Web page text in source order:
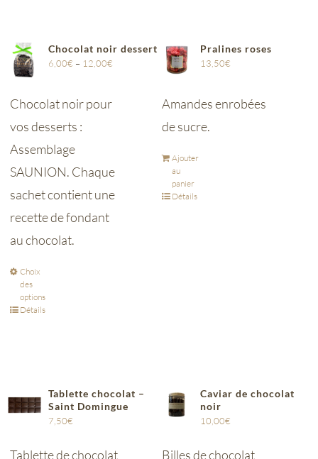
Chocolat noir dessert
6,00€ – 12,00€
Chocolat noir pour
vos desserts :
Assemblage
SAUNION. Chaque
sachet contient une
recette de fondant
au chocolat.
Choix
des
options
Détails
Pralines roses
13,50€
Amandes enrobées
de sucre.
Ajouter
au
panier
Détails
Tablette chocolat –
Saint Domingue
7,50€
Tablette de chocolat
Caviar de chocolat
noir
10,00€
Billes de chocolat